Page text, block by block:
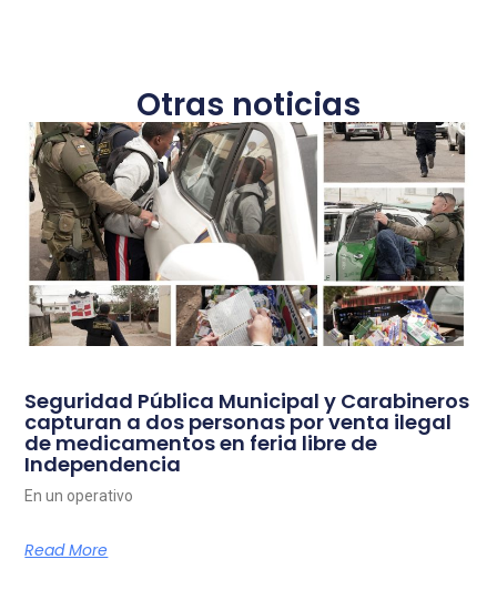
Otras noticias
Seguridad Pública Municipal y Carabineros
capturan a dos personas por venta ilegal
de medicamentos en feria libre de
Independencia
En un operativo
Read More